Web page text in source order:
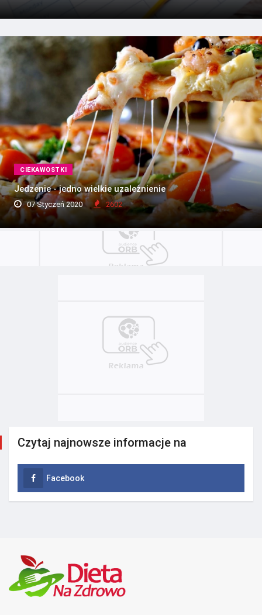
CIEKAWOSTKI
Jedzenie - jedno wielkie uzależnienie
07 Styczeń 2020 2602
Czytaj najnowsze informacje na
Facebook